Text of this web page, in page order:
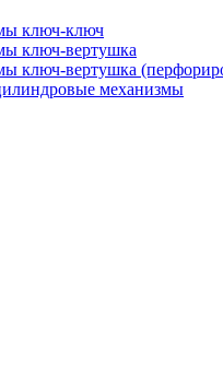
ключ-ключ
ключ-вертушка
ключ-вертушка
механизмы